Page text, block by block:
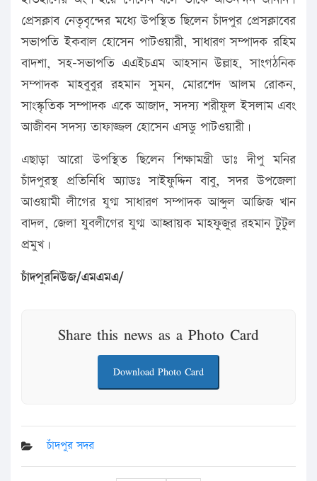
প্রেসক্লাব নেতৃবৃন্দের মধ্যে উপস্থিত ছিলেন চাঁদপুর প্রেসক্লাবের
সভাপতি ইকবাল হোসেন পাটওয়ারী, সাধারণ সম্পাদক রহিম
বাদশা, সহ-সভাপতি এএইচএম আহসান উল্লাহ, সাংগঠনিক
সম্পাদক মাহবুবুর রহমান সুমন, মোরশেদ আলম রোকন,
সাংস্কৃতিক সম্পাদক একে আজাদ, সদস্য শরীফুল ইসলাম এবং
আজীবন সদস্য তাফাজ্জল হোসেন এসডু পাটওয়ারী।
এছাড়া আরো উপস্থিত ছিলেন শিক্ষামন্ত্রী ডাঃ দীপু মনির
চাঁদপুরস্থ প্রতিনিধি অ্যাডঃ সাইফুদ্দিন বাবু, সদর উপজেলা
আওয়ামী লীগের যুগ্ম সাধারণ সম্পাদক আব্দুল আজিজ খান
বাদল, জেলা যুবলীগের যুগ্ম আহ্বায়ক মাহফুজুর রহমান টুটুল
প্রমুখ।
চাঁদপুরনিউজ/এমএমএ/
Share this news as a Photo Card
Download Photo Card
চাঁদপুর সদর